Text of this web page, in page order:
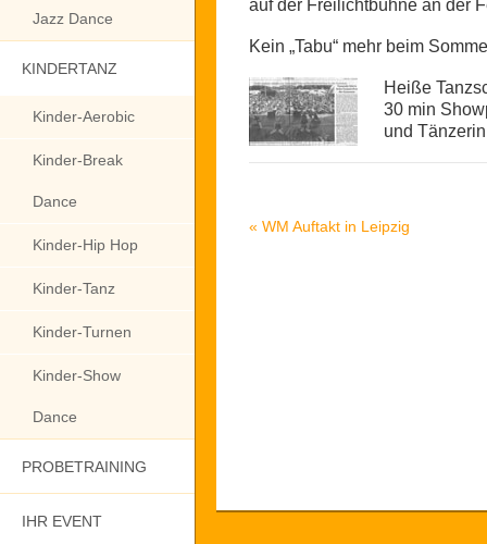
Jazz Dance
KINDERTANZ
Kinder-Aerobic
Kinder-Break
Dance
Kinder-Hip Hop
Kinder-Tanz
Kinder-Turnen
Kinder-Show
Dance
PROBETRAINING
IHR EVENT
auf der Freilichtbühne an der
Kein „Tabu“ mehr beim
Heiße
30 min
und
« WM Auftakt in Leipzig